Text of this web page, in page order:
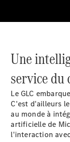
Tous les
SUVs
EQE
SUV
EQS
SUV
Mercedes-
Maybach
EQS SUV
Une
service du
Le GLC
C'est d'ailleurs
au monde à
artificielle de
l'interaction